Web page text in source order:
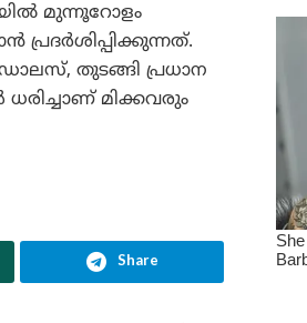
മുന്നൂറോളം
തുടങ്ങി പ്രധാന
മിക്കവരും
Share